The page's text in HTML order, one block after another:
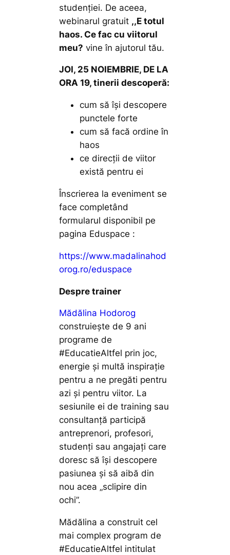
studenției. De aceea,
webinarul gratuit ,,E totul
haos. Ce fac cu viitorul
meu? vine în ajutorul tău.
JOI, 25 NOIEMBRIE, DE LA
ORA 19, tinerii descoperă:
cum să își descopere
punctele forte
cum să facă ordine în
haos
ce direcții de viitor
există pentru ei
Înscrierea la eveniment se
face completând
formularul disponibil pe
pagina Eduspace :
https://www.madalinahod
orog.ro/eduspace
Despre trainer
Mădălina Hodorog
construiește de 9 ani
programe de
#EducatieAltfel prin joc,
energie și multă inspirație
pentru a ne pregăti pentru
azi și pentru viitor. La
sesiunile ei de training sau
consultanță participă
antreprenori, profesori,
studenți sau angajați care
doresc să îșidescopere
pasiunea și să aibă din
nou acea „sclipire din
ochi”.
Mădălina a construit cel
mai complex program de
#EducatieAltfel intitulat